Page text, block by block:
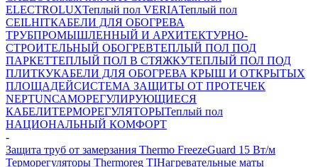
ELECTROLUXТеплый пол VERIAТеплый пол
CEILHITКАБЕЛИ ДЛЯ ОБОГРЕВА
ТРУБПРОМЫШЛЕННЫЙ И АРХИТЕКТУРНО-
СТРОИТЕЛЬНЫЙ ОБОГРЕВТЕПЛЫЙ ПОЛ ПОД
ПАРКЕТТЕПЛЫЙ ПОЛ В СТЯЖКУТЕПЛЫЙ ПОЛ ПОД
ПЛИТКУКАБЕЛИ ДЛЯ ОБОГРЕВА КРЫШ И ОТКРЫТЫХ
ПЛОЩАДЕЙСИСТЕМА ЗАЩИТЫ ОТ ПРОТЕЧЕК
NEPTUNСАМОРЕГУЛИРУЮЩИЕСЯ
КАБЕЛИТЕРМОРЕГУЛЯТОРЫТеплый пол
НАЦИОНАЛЬНЫЙ КОМФОРТ
-
Защита труб от замерзания Thermo FreezeGuard 15 Вт/м
Терморегуляторы Thermoreg TIНагревательные маты